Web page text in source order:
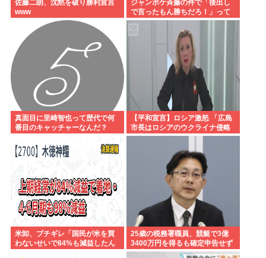
佐藤二朗、沈黙を破り勝利宣言
www
ジャンポケ斉藤の件で「後出し
で言ったもん勝ちだろ！」って
キレてる人いるけど、まず付き
合ってない人とそんな事しなき
ゃいいのでは？
真面目に里崎智也って歴代で何
番目のキャッチャーなんだ？
【平和宣言】ロシア激怒 「広島
市長はロシアのウクライナ侵略
を非難した」
米卸、ブチギレ「国民が米を買
わないせいで84%も減益したん
25歳の税務署職員、競艇で3億
3400万円を得るも確定申告せず
逮捕。その他の余罪も